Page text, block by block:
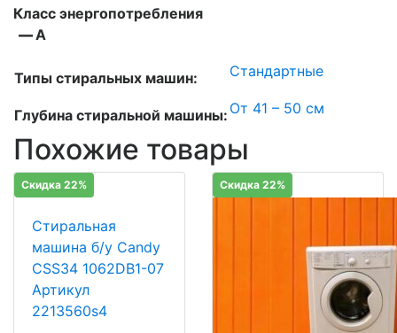
Класс энергопотребления
—А
Типы стиральных машин: Стандартные
Глубина стиральной машины: От 41 – 50 см
Похожие товары
Скидка 22%
Стиральная
машина б/у Candy
CSS34 1062DB1-07
Артикул
2213560s4
Скидка 22%